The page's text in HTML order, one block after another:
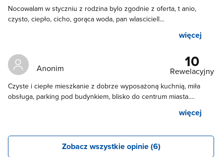
Nocowalam w styczniu z rodzina bylo zgodnie z oferta, t anio,
czysto, ciepło, cicho, gorąca woda, pan wlasciciell
przyjazny.Lokalizacja super,blisko do pkp, biedronki na zakupy,
parkowąnie darmowe.Mysle ze na pewno tam wrócimy polecany.
więcej
Anonim 10
Rewelacyjny
Czyste i ciepłe mieszkanie z dobrze wyposażoną kuchnią, miła
obsługa, parking pod budynkiem, blisko do centrum miasta.
więcej
Zobacz wszystkie opinie (6)